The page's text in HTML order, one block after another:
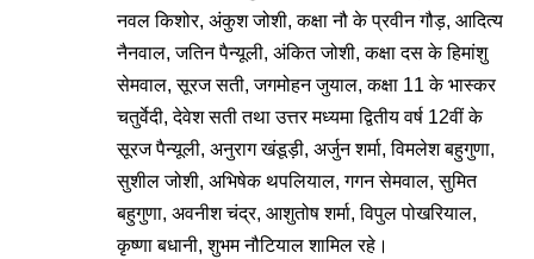
नवल किशोर, अंकुश जोशी, कक्षा नौ के प्रवीन गौड़, आदित्य
नैनवाल, जतिन पैन्यूली, अंकित जोशी, कक्षा दस के हिमांशु
सेमवाल, सूरज सती, जगमोहन जुयाल, कक्षा 11 के भास्कर
चतुर्वेदी, देवेश सती तथा उत्तर मध्यमा द्वितीय वर्ष 12वीं के
सूरज पैन्यूली, अनुराग खंडूड़ी, अर्जुन शर्मा, विमलेश बहुगुणा,
सुशील जोशी, अभिषेक थपलियाल, गगन सेमवाल, सुमित
बहुगुणा, अवनीश चंद्र, आशुतोष शर्मा, विपुल पोखरियाल,
कृष्णा बधानी, शुभम नौटियाल शामिल रहे।